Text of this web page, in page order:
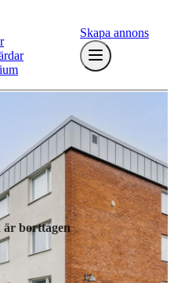
Skapa annons
är borttagen